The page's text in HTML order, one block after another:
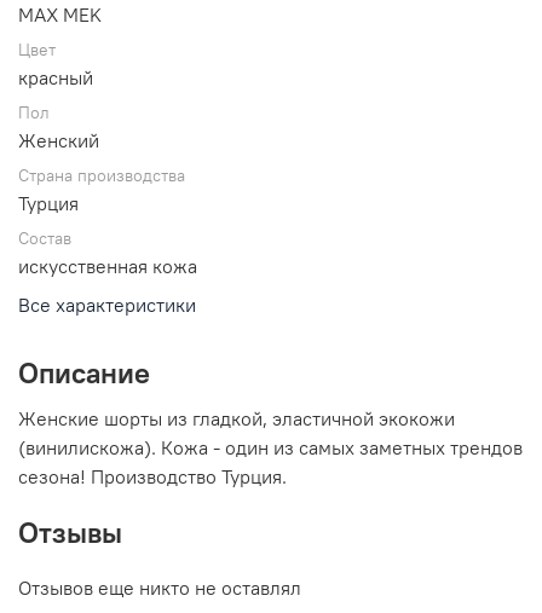
MAX MEK
Цвет
красный
Пол
Женский
Страна производства
Турция
Состав
искусственная кожа
Все характеристики
Описание
Женские шорты из гладкой, эластичной экокожи
(винилискожа). Кожа - один из самых заметных трендов
сезона! Производство Турция.
Отзывы
Отзывов еще никто не оставлял